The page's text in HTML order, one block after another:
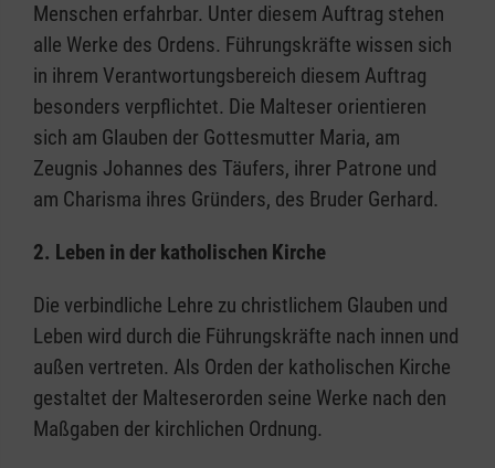
Menschen erfahrbar. Unter diesem Auftrag stehen
alle Werke des Ordens. Führungskräfte wissen sich
in ihrem Verantwortungsbereich diesem Auftrag
besonders verpflichtet. Die Malteser orientieren
sich am Glauben der Gottesmutter Maria, am
Zeugnis Johannes des Täufers, ihrer Patrone und
am Charisma ihres Gründers, des Bruder Gerhard.
2. Leben in der katholischen Kirche
Die verbindliche Lehre zu christlichem Glauben und
Leben wird durch die Führungskräfte nach innen und
außen vertreten. Als Orden der katholischen Kirche
gestaltet der Malteserorden seine Werke nach den
Maßgaben der kirchlichen Ordnung.